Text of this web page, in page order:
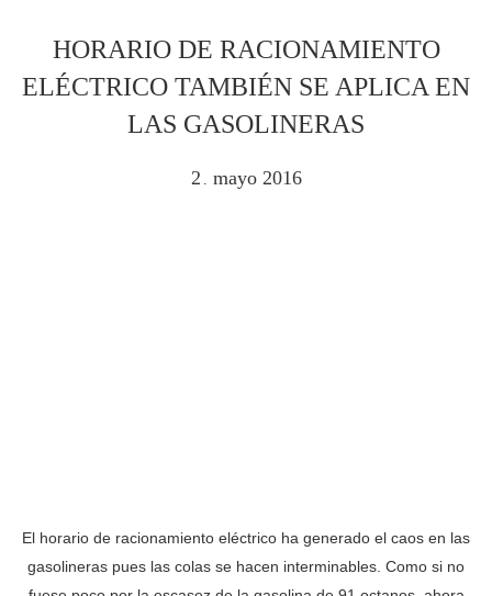
HORARIO DE RACIONAMIENTO
ELÉCTRICO TAMBIÉN SE APLICA EN
LAS GASOLINERAS
2 . mayo 2016
El horario de racionamiento eléctrico ha generado el caos en las
gasolineras pues las colas se hacen interminables. Como si no